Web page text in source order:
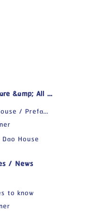
All Square &amp; All Space
Warehouse / Prefabricated Factory
House
/ News
to know